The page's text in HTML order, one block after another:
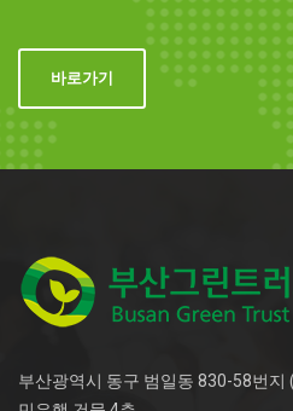
바로가기
부산광역시 동구 범일동 830-58번지